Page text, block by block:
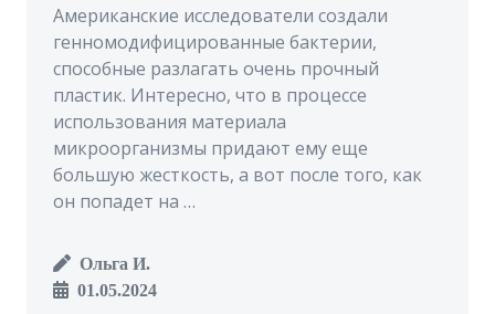
Американские исследователи создали
генномодифицированные бактерии,
способные разлагать очень прочный
пластик. Интересно, что в процессе
использования материала
микроорганизмы придают ему еще
большую жесткость, а вот после того, как
он попадет на …
Ольга И.
01.05.2024